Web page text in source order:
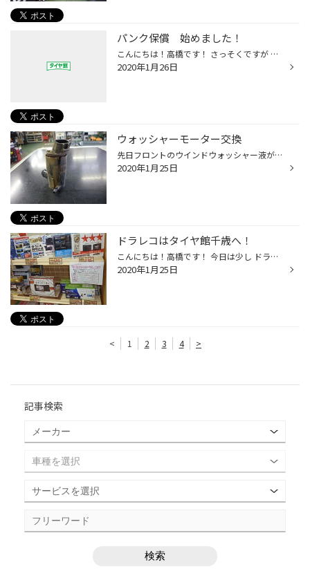
パンク保償 始めました！
こんにちは！高橋です！ さっそくですが お知らせです！ この度タイヤ館千歳、パンク保償サービスを始めました！！！ 最近商談させていただくようになった高橋ですが 商談中にやはりご質問が多かったパンク保償… タイヤ４本ご購入頂いた方に限り 保償をつける事が出来ます(^_^)v １本のパンクでも ...
2020年1月26日
ウォッシャーモーター交換
先日フロントのウインドウォッシャー液が出ないと来店があり 点検したところこんな感じになっていました！ 外観はひび割れして中は錆びてひどい状態でした。 タイヤハウス内にタンクは付いているのですがアンダーカバーも 壊れていたのでおそらく水が浸入して錆びたと思われる。 ヒューズも点検して...
2020年1月25日
ドラレコはタイヤ館千歳へ！
こんにちは！高橋です！ 今日は少し ドライブレコーダーについて お話しようと思います！♪ 私自身はまだ経験ありませんが、 私のお世話になっている方でも とあるスーパーで当て逃げされて ドラレコつけていなかったので 防犯カメラでなんとか特定し かなり時間がかかったという人がいました… (もう...
2020年1月25日
< 1 2 3 4 >
記事検索